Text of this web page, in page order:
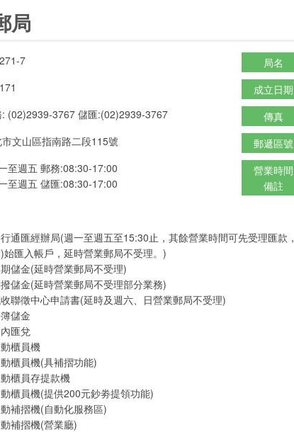
局
7 局名
成立日期
: (02)2939-3767 儲匯:(02)2939-3767 傳真
文山區指南路二段115號 郵遞區號
至週五 郵務:08:30-17:00
至週五 儲匯:08:30-17:00
營業時間
備註
通匯經辦局(週一至週五至15:30止，其餘營業時間可先受理匯
始匯入帳戶，延時營業郵局不受理。)
儲金(延時營業郵局不受理)
儲金(延時營業郵局不受理部分業務)
聯徵中心申請書(延時及週六、日營業郵局不受理)
儲金
匯兌
櫃員機
櫃員機(具補摺功能)
櫃員存提款機
櫃員機(提供200元鈔劵提領功能)
補摺機(自動化服務區)
補摺機(營業廳)